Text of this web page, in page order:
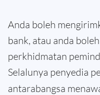
Anda boleh
bank, atau anda
perkhidmatan
Selalunya penyedia
antarabangsa